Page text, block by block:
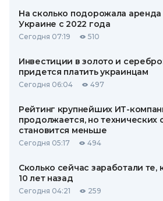
На сколько подорожала
Украине с 2022 года
Сегодня 07:19 510
Инвестиции в золото и
придется платить украинцам
Сегодня 06:04 497
Рейтинг крупнейших ИТ-
продолжается, но технических
становится меньше
Сегодня 05:17 494
Сколько сейчас заработали те,
10 лет назад
Сегодня 04:21 259